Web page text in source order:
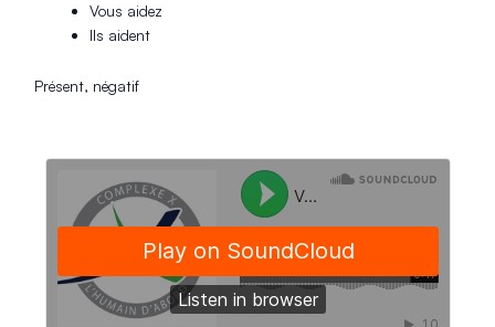
Vous aidez
Ils aident
Présent, négatif